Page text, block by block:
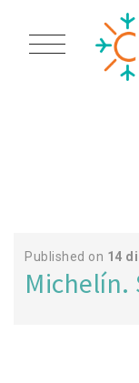
Published on 14
Michelín.